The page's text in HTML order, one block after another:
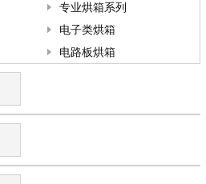
专业烘箱系列
电子类烘箱
电路板烘箱